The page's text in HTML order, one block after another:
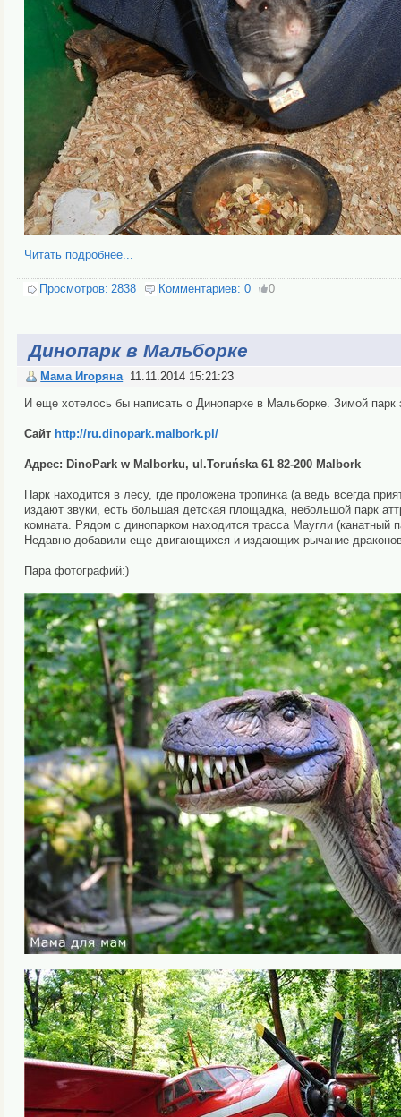
Читать подробнее...
Просмотров: 2838 Комментариев: 0 0
Динопарк в Мальборке
Мама Игоряна 11.11.2014 15:21:23
И еще хотелось бы написать о Динопарке в Мальборке. Зимой парк
Сайт http://ru.dinopark.malbork.pl/
Адрес: DinoPark w Malborku, ul.Toruńska 61 82-200 Malbork
Парк находится в лесу, где проложена тропинка (а ведь всегда
издают звуки, есть большая детская площадка, небольшой парк
комната. Рядом с динопарком находится трасса Маугли (канатный
Недавно добавили еще двигающихся и издающих рычание
Пара фотографий:)